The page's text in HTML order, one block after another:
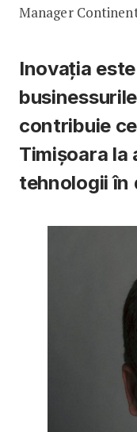
Manager
Inovația
contribuie
Timișoara la
tehnologii în